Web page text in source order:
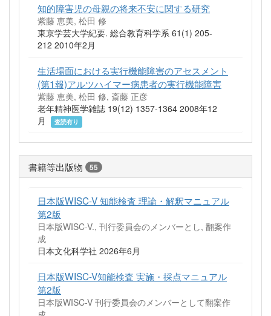
知的障害児の母親の将来不安に関する研究
紫藤 恵美, 松田 修
東京学芸大学紀要. 総合教育科学系 61(1) 205-
212 2010年2月
生活場面における実行機能障害のアセスメント
(第1報)アルツハイマー病患者の実行機能障害
紫藤 恵美, 松田 修, 斎藤 正彦
老年精神医学雑誌 19(12) 1357-1364 2008年12
月
査読有り
書籍等出版物 55
日本版WISC-V 知能検査 理論・解釈マニュアル
第2版
日本版WISC-V., 刊行委員会のメンバーとし, 翻案作
成
日本文化科学社 2026年6月
日本版WISC-V知能検査 実施・採点マニュアル
第2版
日本版WISC-V 刊行委員会のメンバーとして翻案作